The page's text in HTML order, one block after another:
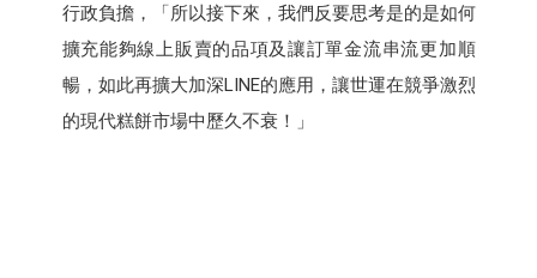
行政負擔，「所以接下來，我們反要思考是的是如何
擴充能夠線上販賣的品項及讓訂單金流串流更加順
暢，如此再擴大加深LINE的應用，讓世運在競爭激烈
的現代糕餅市場中歷久不衰！」